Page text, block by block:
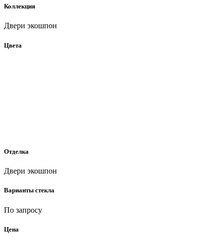
Коллекция
Двери экошпон
Цвета
Отделка
Двери экошпон
Варианты стекла
По запросу
Цена